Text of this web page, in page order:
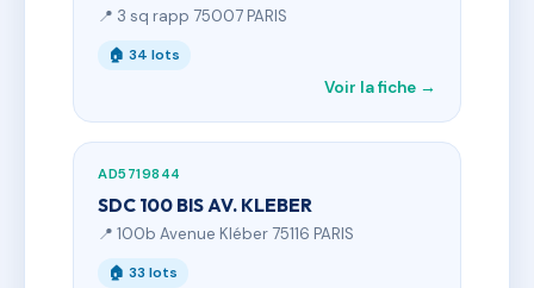
📍 3 sq rapp 75007 PARIS
🏠 34 lots
Voir la fiche →
AD5719844
SDC 100 BIS AV. KLEBER
📍 100b Avenue Kléber 75116 PARIS
🏠 33 lots